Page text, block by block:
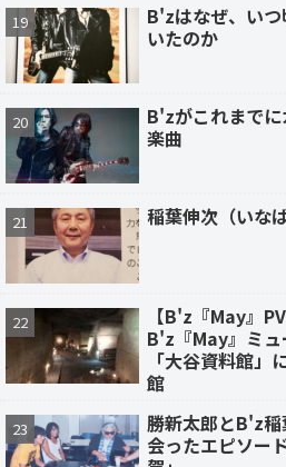
B'zはなぜ、い
いたのか
B'zがこれまで
楽曲
稲葉伸次（いな
【B'z『May』
B'z『May』ミ
「大谷資料館」
館
勝新太郎とB'z
会ったエピソー